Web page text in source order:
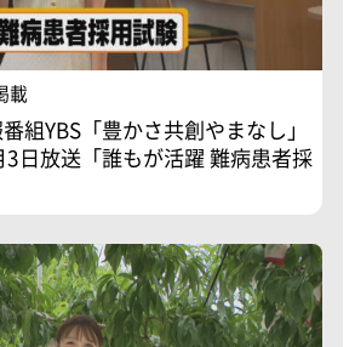
載
組YBS「豊かさ共創やまなし」
日放送「誰もが活躍 難病患者採